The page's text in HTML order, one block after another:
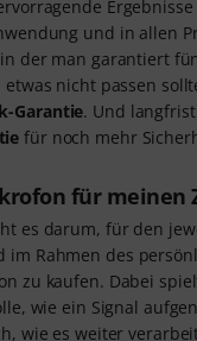
und in allen
der man garantiert
nicht passen
Garantie. Und
für noch mehr
für meinen
es darum, für den
im Rahmen des
zu kaufen. Dabei
wie ein Signal
wie es weiter